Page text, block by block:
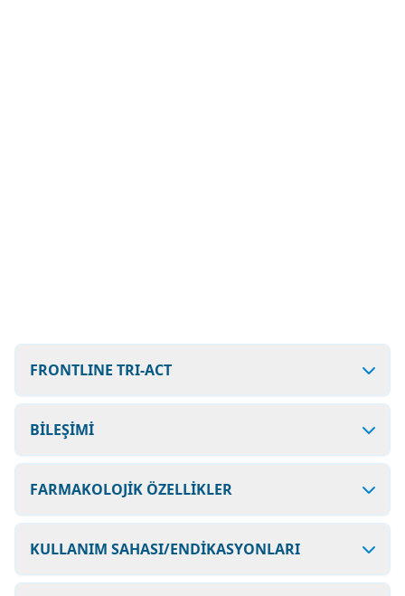
FRONTLINE TRI-ACT
BİLEŞİMİ
FARMAKOLOJİK ÖZELLİKLER
KULLANIM SAHASI/ENDİKASYONLARI